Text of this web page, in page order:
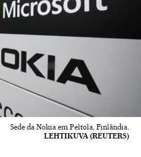
Sede da Nokia em Peltola, Finlândia.
LEHTIKUVA (REUTERS)